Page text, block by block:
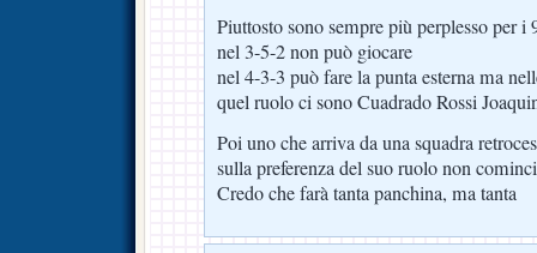
Piuttosto sono sempre più perplesso per
nel 3-5-2 non può giocare
nel 4-3-3 può fare la punta esterna ma
quel ruolo ci sono Cuadrado Rossi
Poi uno che arriva da una squadra
sulla preferenza del suo ruolo non
Credo che farà tanta panchina, ma tanta